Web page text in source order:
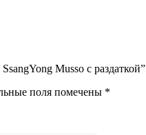
Musso с раздаткой”
поля помечены *